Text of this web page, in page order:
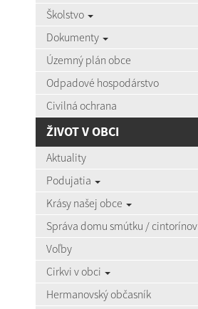
Školstvo
Dokumenty
Územný plán obce
Odpadové hospodárstvo
Civilná ochrana
ŽIVOT V OBCI
Aktuality
Podujatia
Krásy našej obce
Správa domu smútku / cintorínov
Voľby
Cirkvi v obci
Hermanovský občasník